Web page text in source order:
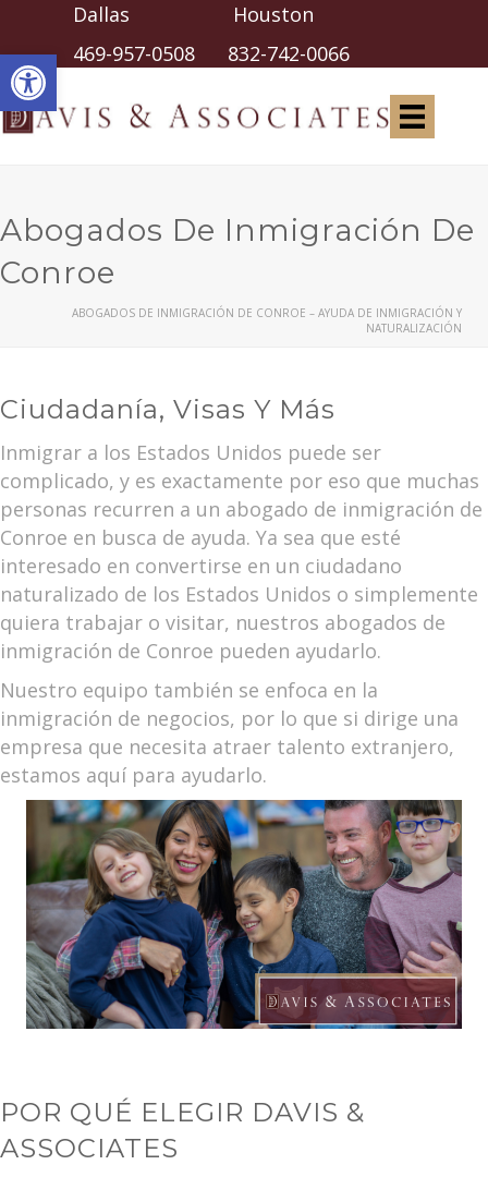
Abrir barra de herramientas
Dallas Houston
469-957-0508 832-742-0066
Abogados De Inmigración De
Conroe
ABOGADOS DE INMIGRACIÓN DE CONROE – AYUDA DE INMIGRACIÓN Y
NATURALIZACIÓN
Ciudadanía, Visas Y Más
Inmigrar a los Estados Unidos puede ser
complicado, y es exactamente por eso que muchas
personas recurren a un abogado de inmigración de
Conroe en busca de ayuda. Ya sea que esté
interesado en convertirse en un ciudadano
naturalizado de los Estados Unidos o simplemente
quiera trabajar o visitar, nuestros abogados de
inmigración de Conroe pueden ayudarlo.
Nuestro equipo también se enfoca en la
inmigración de negocios, por lo que si dirige una
empresa que necesita atraer talento extranjero,
estamos aquí para ayudarlo.
POR QUÉ ELEGIR DAVIS &
ASSOCIATES